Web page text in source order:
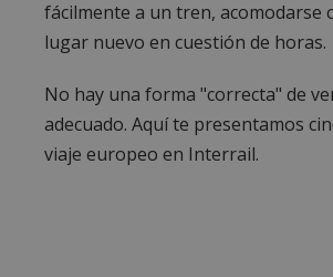
fácilmente a un tren,
lugar nuevo en cuestión de horas.
No hay una forma "correcta" de
adecuado. Aquí te presentamos
viaje europeo en Interrail.